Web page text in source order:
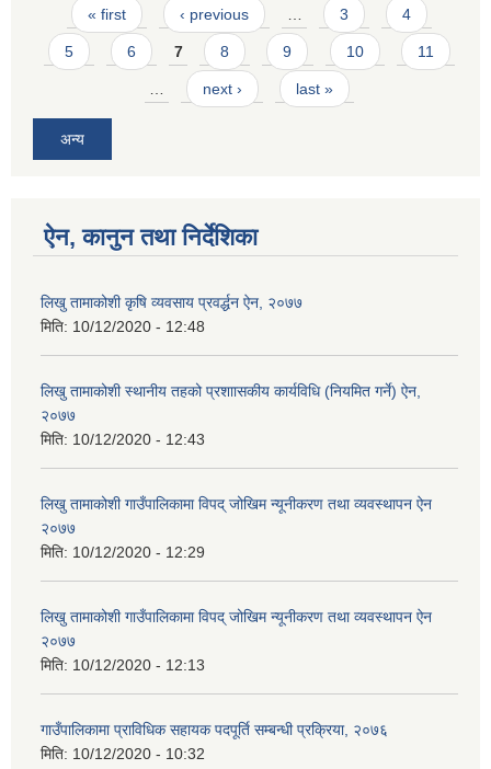
Pages
« first ‹ previous 3 4
5 6 7 8 9 10 11
next › last »
अन्य
ऐन, कानुन तथा निर्देशिका
लिखु तामाकोशी कृषि व्यवसाय प्रवर्द्धन ऐन, २०७७
मिति: 10/12/2020 - 12:48
लिखु तामाकोशी स्थानीय तहको प्रशाासकीय कार्यविधि (नियमित गर्ने) ऐन,
२०७७
मिति: 10/12/2020 - 12:43
लिखु तामाकोशी गाउँपालिकामा विपद् जोखिम न्यूनीकरण तथा व्यवस्थापन ऐन
२०७७
मिति: 10/12/2020 - 12:29
लिखु तामाकोशी गाउँपालिकामा विपद् जोखिम न्यूनीकरण तथा व्यवस्थापन ऐन
२०७७
मिति: 10/12/2020 - 12:13
गाउँपालिकामा प्राविधिक सहायक पदपूर्ति सम्बन्धी प्रक्रिया, २०७६
मिति: 10/12/2020 - 10:32